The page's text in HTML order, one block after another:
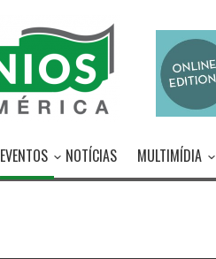
EVENTOS NOTÍCIAS MULTIMÍDIA